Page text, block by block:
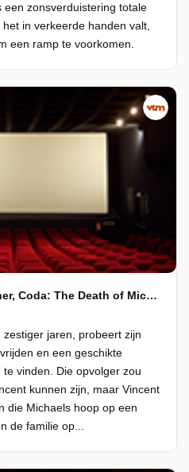
een zonsverduistering totale
in verkeerde handen valt,
een ramp te voorkomen.
Mario Puzo's The Godfather, Coda: The Death of Michael Corleone
jaren, probeert zijn
en een geschikte
vinden. Die opvolger zou
kunnen zijn, maar Vincent
die Michaels hoop op een
de familie op...